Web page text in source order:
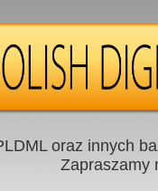
oraz innych
Zapraszamy